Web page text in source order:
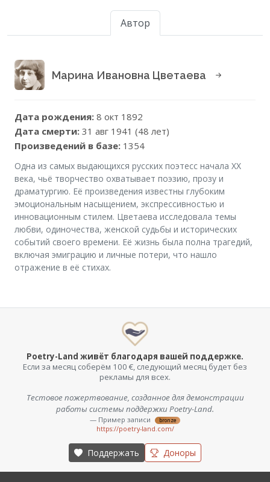
Автор
Марина Ивановна Цветаева
Дата рождения: 8 окт 1892
Дата смерти: 31 авг 1941 (48 лет)
Произведений в базе: 1354
Одна из самых выдающихся русских поэтесс начала XX
века, чьё творчество охватывает поэзию, прозу и
драматургию. Её произведения известны глубоким
эмоциональным насыщением, экспрессивностью и
инновационным стилем. Цветаева исследовала темы
любви, одиночества, женской судьбы и исторических
событий своего времени. Её жизнь была полна трагедий,
включая эмиграцию и личные потери, что нашло
отражение в её стихах.
Poetry-Land живёт благодаря вашей поддержке.
Если за месяц соберём 100 €, следующий месяц будет без
рекламы для всех.
Тестовое пожертвование, созданное для демонстрации
работы системы поддержки Poetry-Land.
— Пример записи bronze
https://poetry-land.com/
Поддержать Доноры